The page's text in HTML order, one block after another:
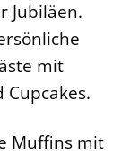
Jubiläen.
mit
Muffins mit